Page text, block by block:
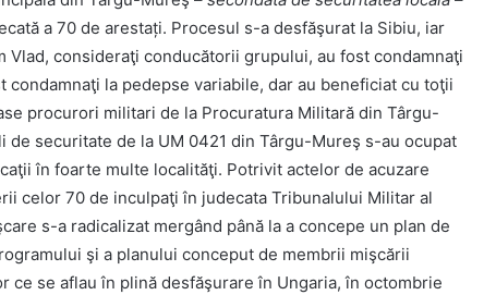
a 70 de arestați. Procesul s-a desfăşurat la Sibiu, iar
Vlad, consideraţi conducătorii grupului, au fost condamnaţi
la pedepse variabile, dar au beneficiat cu toţii
procurori militari de la Procuratura Militară din Târgu-
securitate de la UM 0421 din Târgu-Mureş s-au ocupat
în foarte multe localităţi. Potrivit actelor de acuzare
celor 70 de inculpaţi în judecata Tribunalului Militar al
s-a radicalizat mergând până la a concepe un plan de
şi a planului conceput de membrii mişcării
ce se aflau în plină desfăşurare în Ungaria, în octombrie